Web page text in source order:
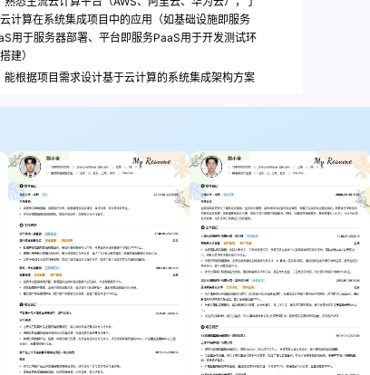
计算在系统集成项目中的应用（如基础设施即服务
用于服务器部署、平台即服务PaaS用于开发测试环
建）
能根据项目需求设计基于云计算的系统集成架构方案